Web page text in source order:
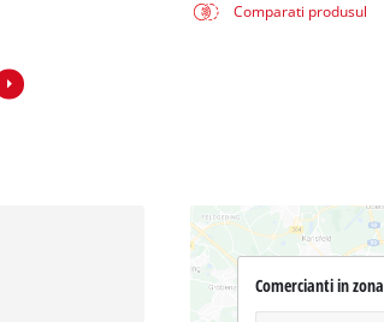
Comparati produsul
Comercianti in zona